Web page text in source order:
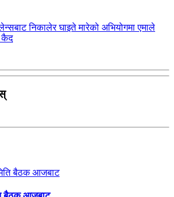
निकालेर घाइते मारेको अभियोगमा एमाले
कैद